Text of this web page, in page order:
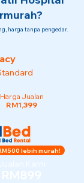
harga tanpa pengedar.
Harga Jualan
RM1,399
Jualan Kami
RM899
lebih murah!